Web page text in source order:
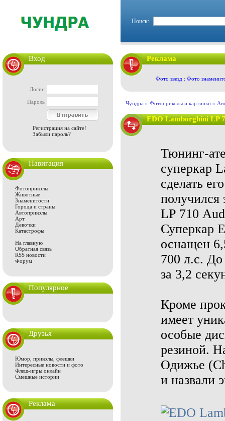
Поиск:
Вход
Логин
Пароль
Регистрация на сайте!
Забыли пароль?
Навигация
Фотоприколы
Животные
Знаменитости
Города и страны
Автоприколы
Арт
Девочки
Катастрофы
На главную
Обратная связь
RSS новости
Форум
Популярное
Друзья
Юмор, приколы, флешки
Интересные новости и фото
Флеш-игры онлайн
Смешные истории
Реклама
Реклама
Фото звезд : Фото
Чундра » Фотоприколы и картинки »
EDO Lamborghini LP
Тюнинг-
суперкар
сделать
получился
LP 710
Суперкар
оснащен
700 л.с. До
за 3,2
Кроме
имеет
особые
резиной.
Одижье
и назвали